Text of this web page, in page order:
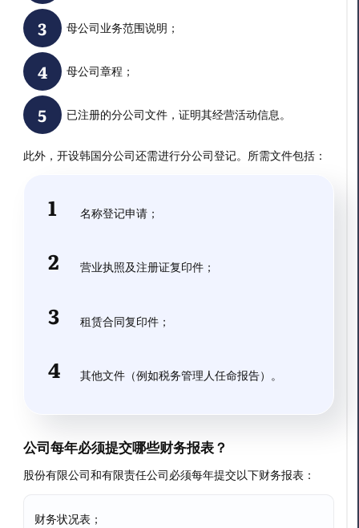
母公司业务范围说明；
母公司章程；
已注册的分公司文件，证明其经营活动信息。
此外，开设韩国分公司还需进行分公司登记。所需文件包括：
名称登记申请；
营业执照及注册证复印件；
租赁合同复印件；
其他文件（例如税务管理人任命报告）。
公司每年必须提交哪些财务报表？
股份有限公司和有限责任公司必须每年提交以下财务报表：
财务状况表；